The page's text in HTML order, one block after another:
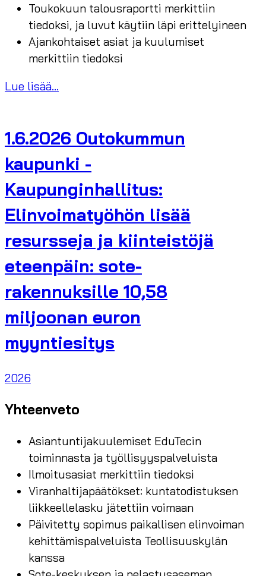
Toukokuun talousraportti merkittiin
tiedoksi, ja luvut käytiin läpi erittelyineen
Ajankohtaiset asiat ja kuulumiset
merkittiin tiedoksi
Lue lisää...
1.6.2026 Outokummun
kaupunki -
Kaupunginhallitus:
Elinvoimatyöhön lisää
resursseja ja kiinteistöjä
eteenpäin: sote-
rakennuksille 10,58
miljoonan euron
myyntiesitys
2026
Yhteenveto
Asiantuntijakuulemiset EduTecin
toiminnasta ja työllisyyspalveluista
Ilmoitusasiat merkittiin tiedoksi
Viranhaltijapäätökset: kuntatodistuksen
liikkeellelasku jätettiin voimaan
Päivitetty sopimus paikallisen elinvoiman
kehittämispalveluista Teollisuuskylän
kanssa